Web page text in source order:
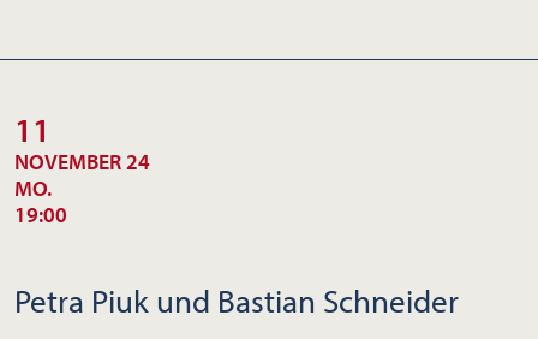
11
NOVEMBER 24
MO.
19:00
Petra Piuk und Bastian Schneider